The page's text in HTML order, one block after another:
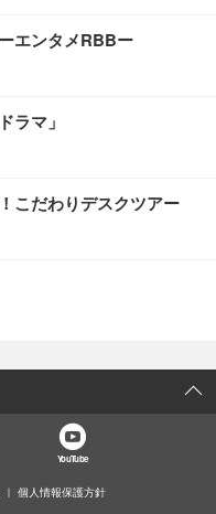
エンタメRBBー
ラマ」
こだわりデスクツアー
YouTube
個人情報保護方針